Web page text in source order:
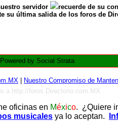
servidor
recuerde de su
su última salida de los foros de
Powered by Social Strata
Nuestro Compromiso de
a http://foros.Directorio.com.MX
oficinas en México. ¿Quiere
musicales ya lo aceptan.